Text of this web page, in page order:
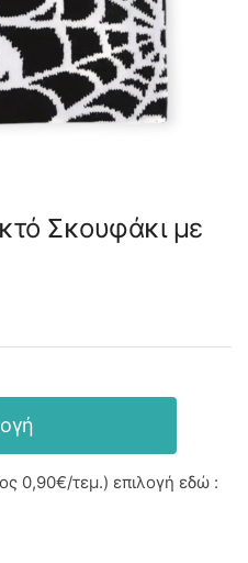
Σκουφάκι με
0,90€/τεμ.) επιλογή εδώ :